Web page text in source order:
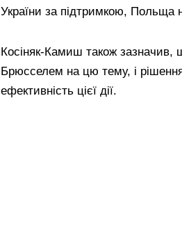
України за підтримкою, Польща
Косіняк-Камиш також зазначив,
Брюсселем на цю тему, і
ефективність цієї дії.